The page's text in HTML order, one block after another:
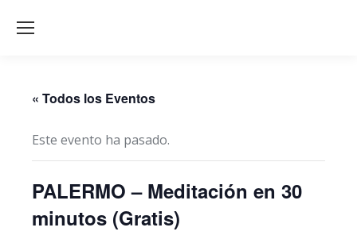
« Todos los Eventos
Este evento ha pasado.
PALERMO – Meditación en 30
minutos (Gratis)